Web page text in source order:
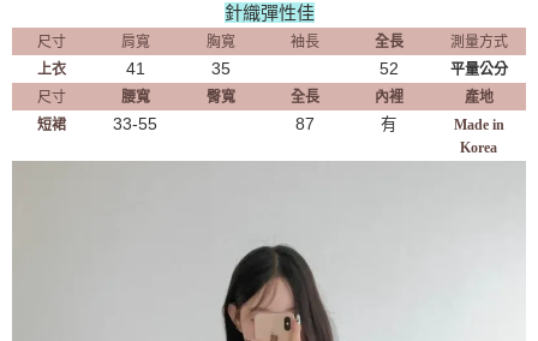
針織彈性佳
尺寸 肩寬 胸寬 袖長 全長
測量方式
上衣
41 35 52
平量公分
尺寸
腰寬 臀寬 全長 內裡
產地
短裙
33-55 87 有
Made in
Korea